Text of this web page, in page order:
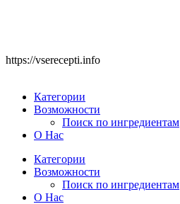
https://vserecepti.info
Категории
Возможности
Поиск по ингредиентам
О Нас
Категории
Возможности
Поиск по ингредиентам
О Нас